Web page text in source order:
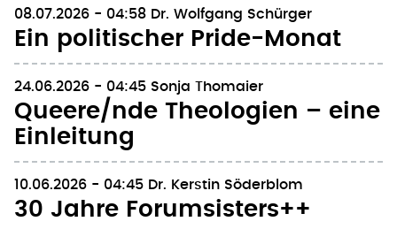
08.07.2026 - 04:58 Dr. Wolfgang Schürger
Ein politischer Pride-Monat
24.06.2026 - 04:45 Sonja Thomaier
Queere/nde Theologien – eine
Einleitung
10.06.2026 - 04:45 Dr. Kerstin Söderblom
30 Jahre Forumsisters++